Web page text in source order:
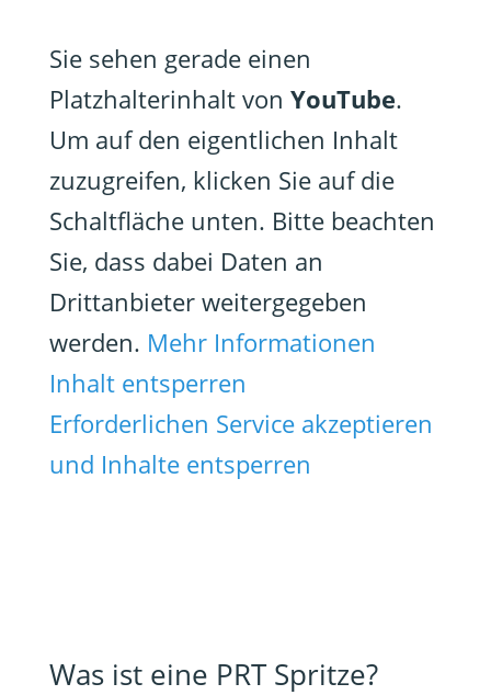
Sie sehen gerade einen
Platzhalterinhalt von YouTube.
Um auf den eigentlichen Inhalt
zuzugreifen, klicken Sie auf die
Schaltfläche unten. Bitte beachten
Sie, dass dabei Daten an
Drittanbieter weitergegeben
werden. Mehr Informationen
Inhalt entsperren
Erforderlichen Service akzeptieren
und Inhalte entsperren
Was ist eine PRT Spritze?